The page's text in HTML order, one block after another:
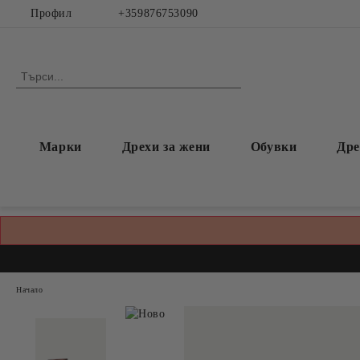
Профил +359876753090
Марки Дрехи за жени Обувки
Начало